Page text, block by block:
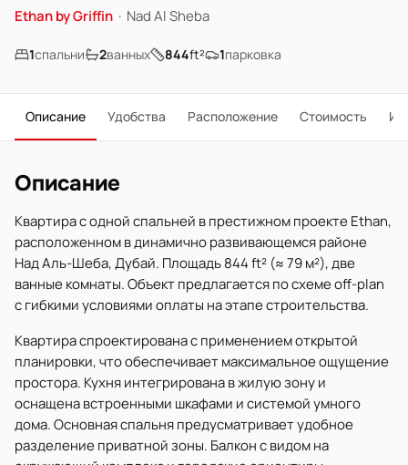
Ethan by Griffin · Nad Al Sheba
1спальни 2ванных 844ft² 1парковка
Описание Удобства Расположение Стоимость
Описание
Квартира с одной спальней в престижном проекте Ethan,
расположенном в динамично развивающемся районе
Над Аль-Шеба, Дубай. Площадь 844 ft² (≈ 79 м²), две
ванные комнаты. Объект предлагается по схеме off-plan
с гибкими условиями оплаты на этапе строительства.
Квартира спроектирована с применением открытой
планировки, что обеспечивает максимальное ощущение
простора. Кухня интегрирована в жилую зону и
оснащена встроенными шкафами и системой умного
дома. Основная спальня предусматривает удобное
разделение приватной зоны. Балкон с видом на